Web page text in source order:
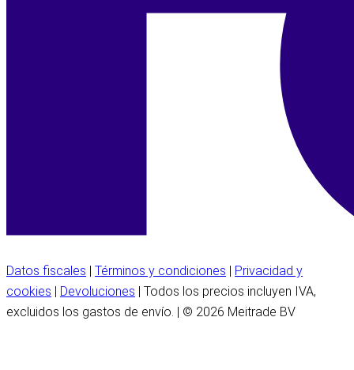
Datos fiscales Términos y condiciones
Privacidad y
cookies
Devoluciones | Todos los precios incluyen IVA,
excluidos los gastos de envío. | © 2026 Meitrade BV